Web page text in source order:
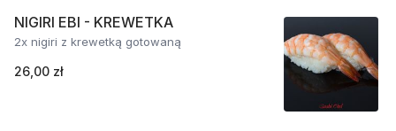
NIGIRI EBI - KREWETKA
2x nigiri z krewetką gotowaną
26,00 zł